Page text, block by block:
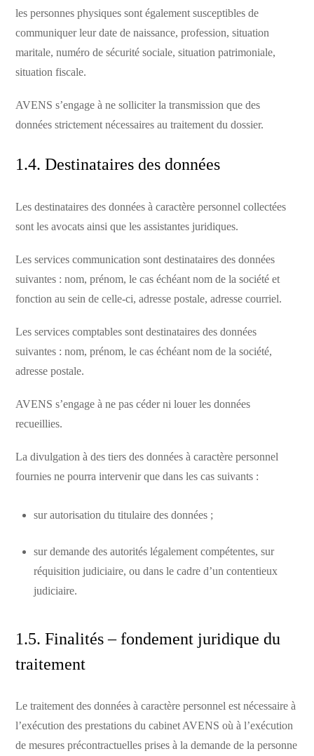
les personnes physiques sont également susceptibles de
communiquer leur date de naissance, profession, situation
maritale, numéro de sécurité sociale, situation patrimoniale,
situation fiscale.
AVENS s’engage à ne solliciter la transmission que des
données strictement nécessaires au traitement du dossier.
1.4. Destinataires des données
Les destinataires des données à caractère personnel collectées
sont les avocats ainsi que les assistantes juridiques.
Les services communication sont destinataires des données
suivantes : nom, prénom, le cas échéant nom de la société et
fonction au sein de celle-ci, adresse postale, adresse courriel.
Les services comptables sont destinataires des données
suivantes : nom, prénom, le cas échéant nom de la société,
adresse postale.
AVENS s’engage à ne pas céder ni louer les données
recueillies.
La divulgation à des tiers des données à caractère personnel
fournies ne pourra intervenir que dans les cas suivants :
sur autorisation du titulaire des données ;
sur demande des autorités légalement compétentes, sur
réquisition judiciaire, ou dans le cadre d’un contentieux
judiciaire.
1.5. Finalités – fondement juridique du
traitement
Le traitement des données à caractère personnel est nécessaire à
l’exécution des prestations du cabinet AVENS où à l’exécution
de mesures précontractuelles prises à la demande de la personne